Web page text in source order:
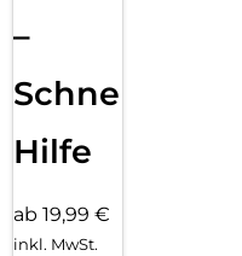
–
Schnelle
Hilfe
ab 19,99 €
inkl. MwSt.